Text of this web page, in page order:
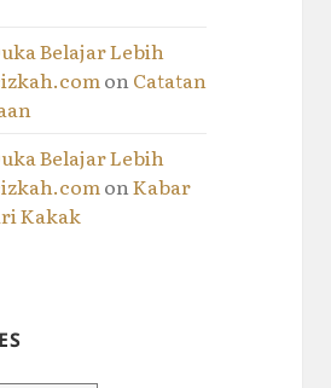
Belajar Lebih
onCatatan
Belajar Lebih
onKabar
Kakak